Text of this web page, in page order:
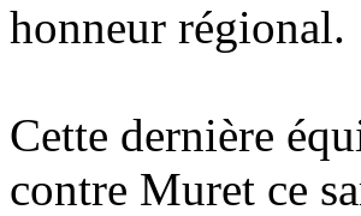
honneur régional.
Cette dernière
contre Muret ce